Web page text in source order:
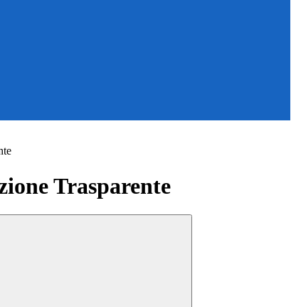
Trasparente